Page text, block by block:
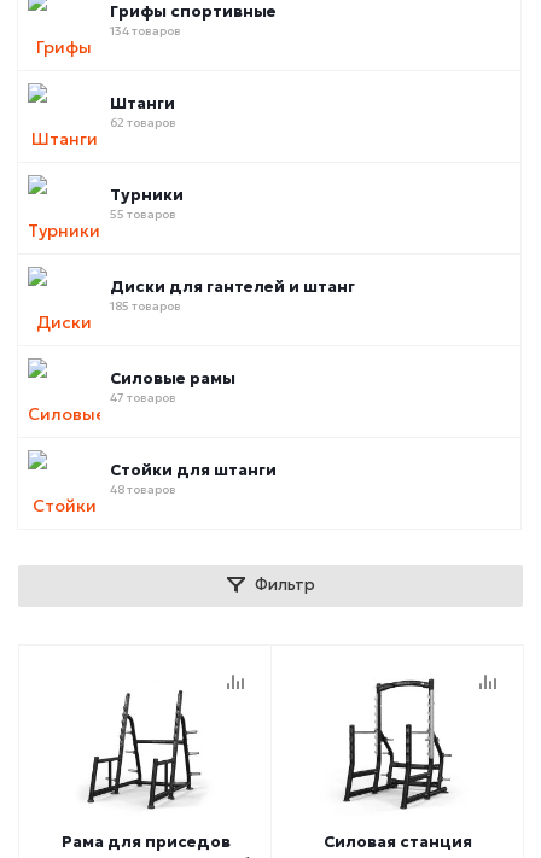
Грифы спортивные
134 товаров
Штанги
62 товаров
Турники
55 товаров
Диски для гантелей и штанг
185 товаров
Силовые рамы
47 товаров
Стойки для штанги
48 товаров
Фильтр
Рама для приседов
Силовая станция